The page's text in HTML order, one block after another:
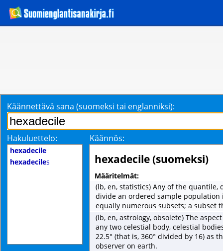
Käännettävä sana (suomeksi tai englanniksi):
Hakuluettelo: Käännös:
hexadecile
hexadeciles hexadecile (suomeksi)
Määritelmät:
(lb, en, statistics) Any of the quantile,
divide an ordered sample population
equally numerous subsets; a subset
(lb, en, astrology, obsolete) The
any two celestial body, celestial
22.5° (that is, 360° divided by 16) as
observer on earth.